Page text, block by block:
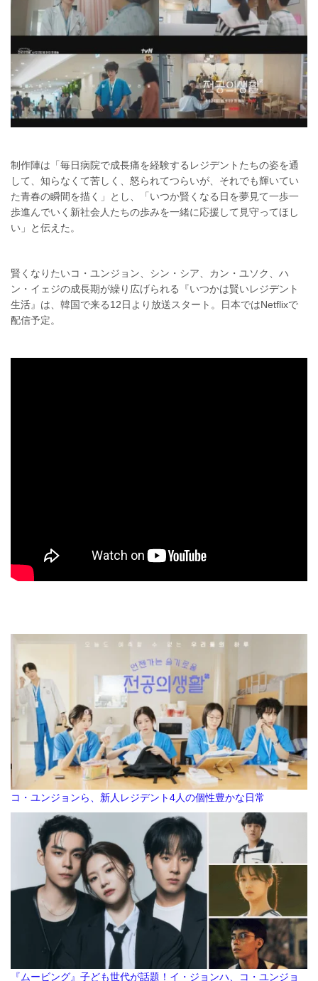
制作陣は「毎日病院で成長痛を経験するレジデントたちの姿を通
して、知らなくて苦しく、怒られてつらいが、それでも輝いてい
た青春の瞬間を描く」とし、「いつか賢くなる日を夢見て一歩一
歩進んでいく新社会人たちの歩みを一緒に応援して見守ってほし
い」と伝えた。
賢くなりたいコ・ユンジョン、シン・シア、カン・ユソク、ハ
ン・イェジの成長期が繰り広げられる『いつかは賢いレジデント
生活』は、韓国で来る12日より放送スタート。日本ではNetflixで
配信予定。
コ・ユンジョンら、新人レジデント4人の個性豊かな日常
『ムービング』子ども世代が話題！イ・ジョンハ、コ・ユンジョ